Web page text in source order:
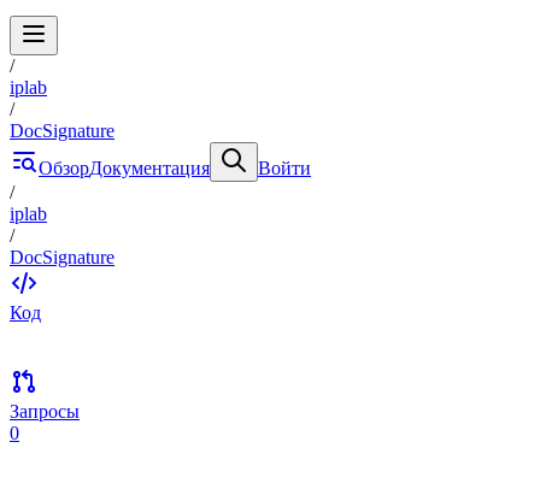
/
iplab
/
DocSignature
ОбзорДокументация
Войти
/
iplab
/
DocSignature
Код
Запросы
0